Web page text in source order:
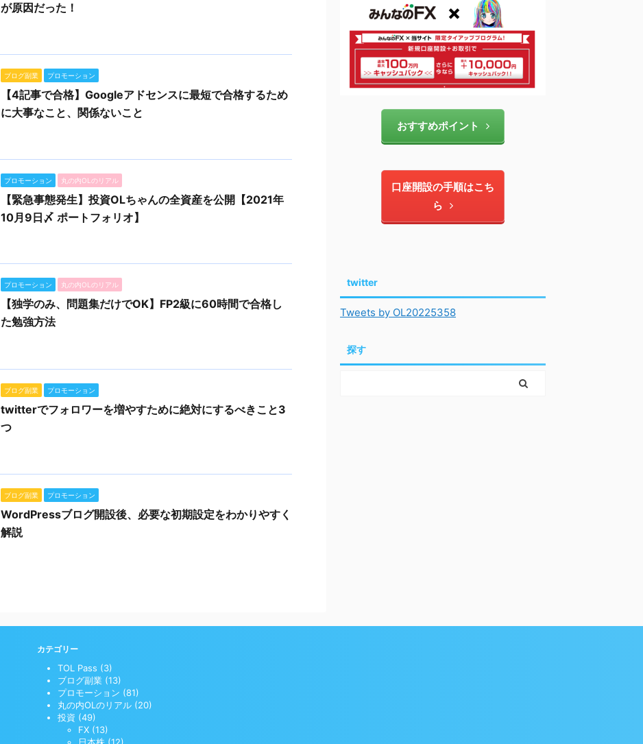
が原因だった！
ブログ副業 プロモーション
【4記事で合格】Googleアドセンスに最短で合格するため
に大事なこと、関係ないこと
プロモーション 丸の内OLのリアル
【緊急事態発生】投資OLちゃんの全資産を公開【2021年
10月9日〆 ポートフォリオ】
プロモーション 丸の内OLのリアル
【独学のみ、問題集だけでOK】FP2級に60時間で合格し
た勉強方法
ブログ副業 プロモーション
twitterでフォロワーを増やすために絶対にするべきこと3
つ
ブログ副業 プロモーション
WordPressブログ開設後、必要な初期設定をわかりやすく
解説
おすすめポイント
口座開設の手順はこち
ら
twitter
Tweets by OL20225358
探す
カテゴリー
TOL Pass (3)
ブログ副業 (13)
プロモーション (81)
丸の内OLのリアル (20)
投資 (49)
FX (13)